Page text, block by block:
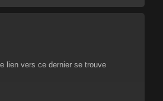
lien vers ce dernier se trouve